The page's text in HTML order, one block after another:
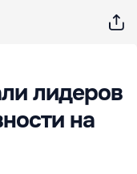
лидеров
на